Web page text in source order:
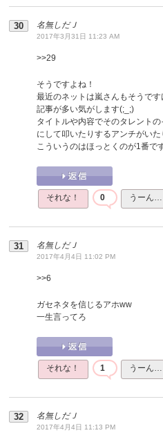
名無しだＪ
2017年3月31日 11:23 AM
>>29
そうですよね！
最近のネットは嵐さんもそうで
記事が多い気がします(;_;)
タイトルや内容でそのタレント
にして叩いたりするアンチがい
こういうのはほっとくのが1番で
それな！ 0 うーん…
名無しだＪ
2017年4月4日 11:02 PM
>>6
ガセネタを信じるアホww
一生言ってろ
それな！ 1 うーん…
名無しだＪ
2017年4月4日 11:13 PM